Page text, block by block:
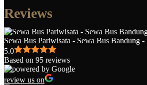
Reviews
Sewa Bus Pariwisata - Sewa Bus Bandung
5.0
Based on 95 reviews
review us on